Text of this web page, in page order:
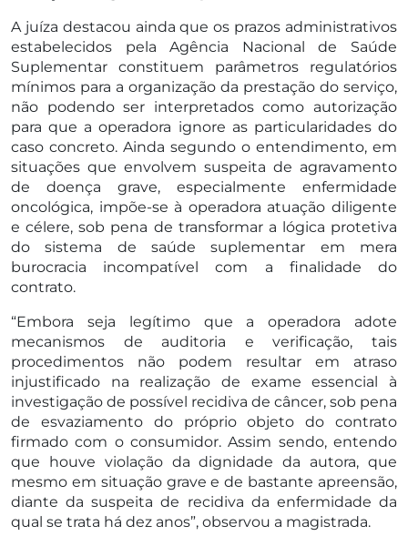
A juíza destacou ainda que os prazos administrativos
estabelecidos pela Agência Nacional de Saúde
Suplementar constituem parâmetros regulatórios
mínimos para a organização da prestação do serviço,
não podendo ser interpretados como autorização
para que a operadora ignore as particularidades do
caso concreto. Ainda segundo o entendimento, em
situações que envolvem suspeita de agravamento
de doença grave, especialmente enfermidade
oncológica, impõe-se à operadora atuação diligente
e célere, sob pena de transformar a lógica protetiva
do sistema de saúde suplementar em mera
burocracia incompatível com a finalidade do
contrato.
“Embora seja legítimo que a operadora adote
mecanismos de auditoria e verificação, tais
procedimentos não podem resultar em atraso
injustificado na realização de exame essencial à
investigação de possível recidiva de câncer, sob pena
de esvaziamento do próprio objeto do contrato
firmado com o consumidor. Assim sendo, entendo
que houve violação da dignidade da autora, que
mesmo em situação grave e de bastante apreensão,
diante da suspeita de recidiva da enfermidade da
qual se trata há dez anos”, observou a magistrada.